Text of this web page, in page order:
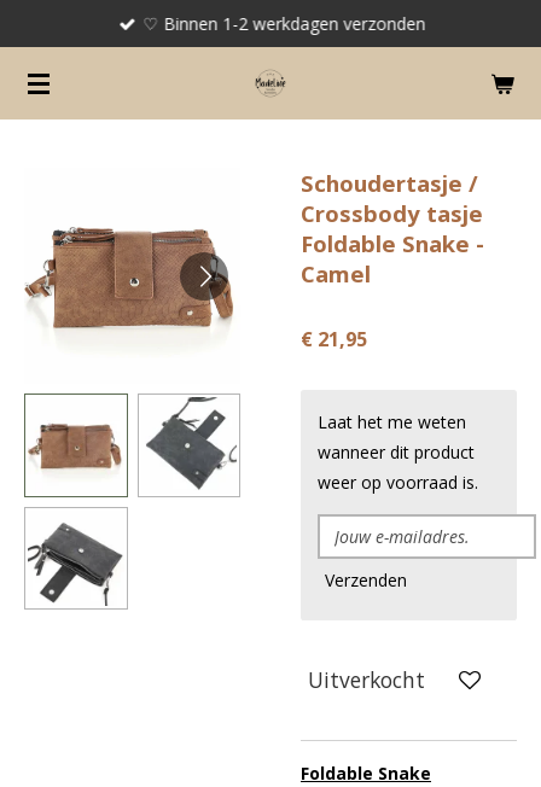
naar
de
♡ Binnen 1-2 werkdagen verzonden
Schoudertasje /
Crossbody tasje
Foldable Snake -
Camel
€ 21,95
Laat het me weten
wanneer dit product
weer op voorraad is.
Verzenden
Uitverkocht
Foldable Snake